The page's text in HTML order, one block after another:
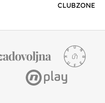
CLUBZONE